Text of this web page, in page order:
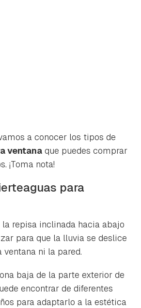
a conocer los tipos de
ventana que puedes comprar
¡Toma nota!
para
la repisa inclinada hacia abajo
para que la lluvia se deslice
ventana ni la pared.
baja de la parte exterior de
encontrar de diferentes
para adaptarlo a la estética